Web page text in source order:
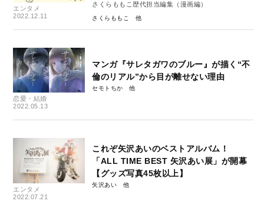
エンタメ
2022.12.11
さくらももこ歴代担当編集（漫画編）
さくらももこ
恋愛・結婚
2022.05.13
マンガ『サレタガワのブルー』が描く“不
倫のリアル”から目が離せない理由
セモトちか
エンタメ
2022.07.21
これぞ矢沢あいのベストアルバム！
「ALL TIME BEST 矢沢あい展」が開幕
【グッズ写真45枚以上】
矢沢あい